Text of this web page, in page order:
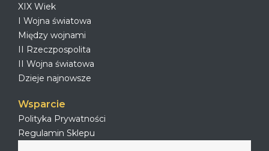
XIX Wiek
I Wojna światowa
Między wojnami
II Rzeczpospolita
II Wojna światowa
Dzieje najnowsze
Wsparcie
Polityka Prywatności
Regulamin Sklepu